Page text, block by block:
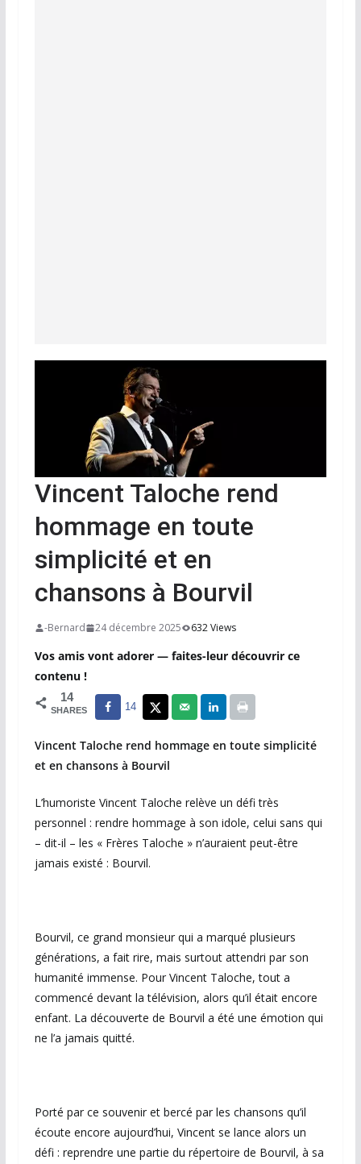
Vincent Taloche rend
hommage en toute
simplicité et en
chansons à Bourvil
-Bernard 24 décembre 2025 632 Views
Vos amis vont adorer — faites-leur découvrir ce
contenu !
14
SHARES 14
Vincent Taloche rend hommage en toute simplicité
et en chansons à Bourvil
L’humoriste Vincent Taloche relève un défi très
personnel : rendre hommage à son idole, celui sans qui
– dit-il – les « Frères Taloche » n’auraient peut-être
jamais existé : Bourvil.
Bourvil, ce grand monsieur qui a marqué plusieurs
générations, a fait rire, mais surtout attendri par son
humanité immense. Pour Vincent Taloche, tout a
commencé devant la télévision, alors qu’il était encore
enfant. La découverte de Bourvil a été une émotion qui
ne l’a jamais quitté.
Porté par ce souvenir et bercé par les chansons qu’il
écoute encore aujourd’hui, Vincent se lance alors un
défi : reprendre une partie du répertoire de Bourvil, à sa